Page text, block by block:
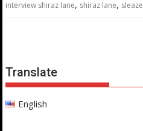
interview shiraz lane, shiraz lane, sleaze
Translate
English